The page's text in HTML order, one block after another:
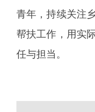
青年，持续关注
帮扶工作，用实
任与担当。